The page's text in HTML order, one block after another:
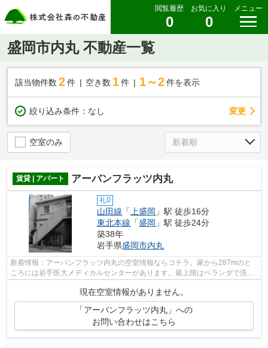
閲覧履歴
0
お気に入り
0
メニュー
盛岡市内丸 不動産一覧
該当物件数 2件 空き数 1 件 1～2 件を表示
絞り込み条件： なし 変更
空室のみ
賃貸 | アパート アーバンフラッツ内丸
礼0
山田線 「上盛岡 」駅 徒歩16分
東北本線 「盛岡 」駅 徒歩24分
築38年
岩手県盛岡市内丸
新着情報：アーバンフラッツ内丸の空室情報ならコチラ。家から287mのと
ころには岩手医大メディカルセンターがあります。最上階はベランダで洗濯
もの干す時通りから姿を見られにくいで...
現在空室情報がありません。
「アーバンフラッツ内丸」への
お問い合わせはこちら